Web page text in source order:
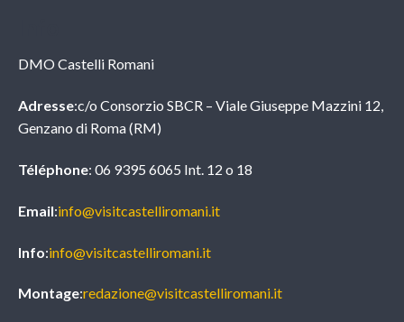
DMO Castelli Romani
Adresse:c/o Consorzio SBCR – Viale Giuseppe Mazzini 12,
Genzano di Roma (RM)
Téléphone: 06 9395 6065 Int. 12 o 18
Email:info@visitcastelliromani.it
Info:info@visitcastelliromani.it
Montage:redazione@visitcastelliromani.it